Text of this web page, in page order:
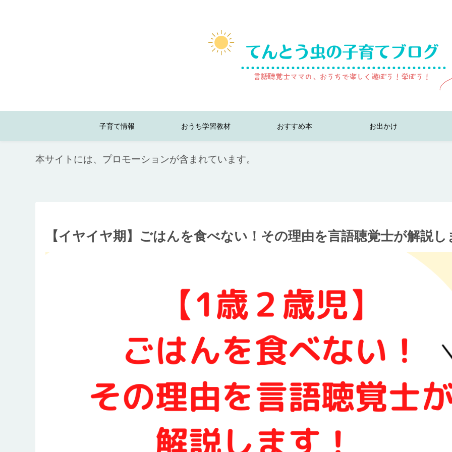
子育て情報 おうち学習教材 おすすめ本 お出かけ
本サイトには、プロモーションが含まれています。
【イヤイヤ期】ごはんを食べない！その理由を言語聴覚士が解説し